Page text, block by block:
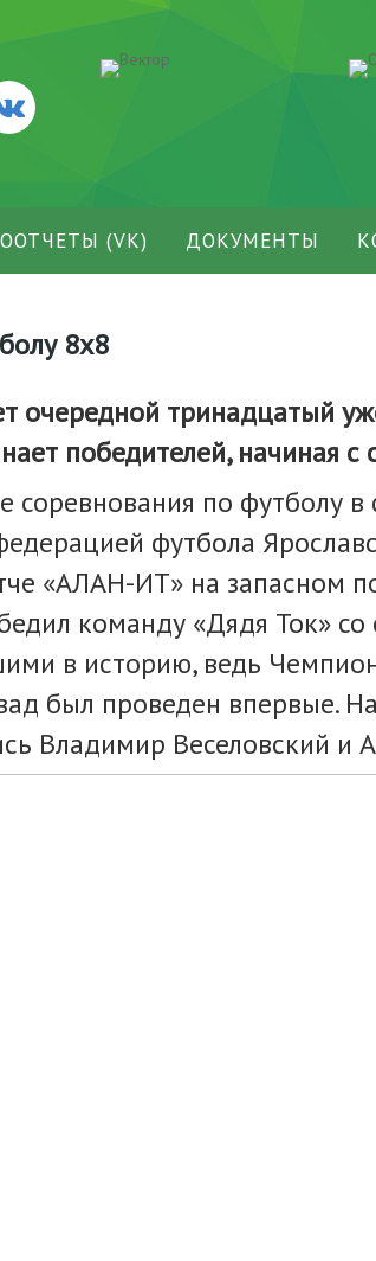
(VK) ДОКУМЕНТЫ
8х8
очередной тринадцатый
победителей, начиная с
соревнования по футболу
футбола
«АЛАН-ИТ» на запасном
команду «Дядя Ток» со
в историю, ведь
был проведен впервые.
Владимир Веселовский и